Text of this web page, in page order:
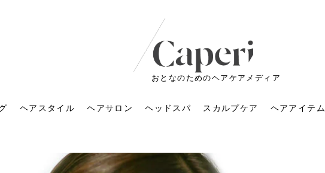
おとなのためのヘアケアメディア
ヘアスタイル ヘアサロン ヘッドスパ スカルプケア ヘアアイテム